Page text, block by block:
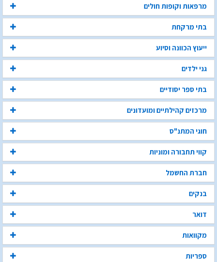
מרפאות וקופות חולים
בתי מרקחת
ייעוץ הכוונה וסיוע
גני ילדים
בתי ספר יסודיים
מרכזים קהילתיים ומועדונים
חוגי המתנ"ס
קווי תחבורה ומוניות
חברת החשמל
בנקים
דואר
מקוואות
ספריות